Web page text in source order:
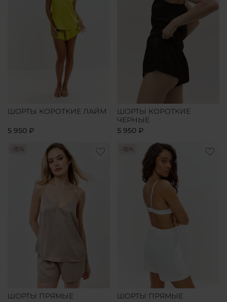
ШОРТЫ КОРОТКИЕ ЛАЙМ
5 950 ₽
ШОРТЫ КОРОТКИЕ
ЧЕРНЫЕ
5 950 ₽
-15%
ШОРТЫ ПРЯМЫЕ
-15%
ШОРТЫ ПРЯМЫЕ